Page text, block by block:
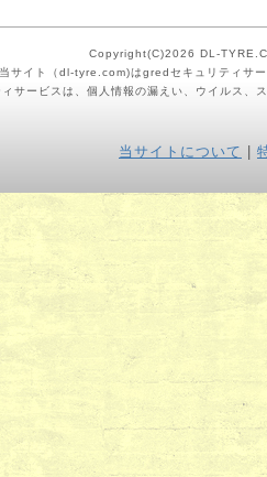
Copyright(C)2026 DL-
当サイト（dl-tyre.com)はgredセキュリティサ
サービスは、個人情報の漏えい、ウイルス、
当サイトについて